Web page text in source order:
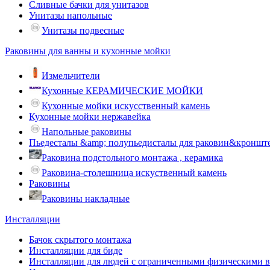
Сливные бачки для унитазов
Унитазы напольные
Унитазы подвесные
Раковины для ванны и кухонные мойки
Измельчители
Кухонные КЕРАМИЧЕСКИЕ МОЙКИ
Кухонные мойки искусственный камень
Кухонные мойки нержавейка
Напольные раковины
Пьедесталы &amp; полупьедисталы для
Раковина подстольного монтажа , керамика
Раковина-столешница искуственный камень
Раковины
Раковины накладные
Инсталляции
Бачок скрытого монтажа
Инсталляции для биде
Инсталляции для людей с ограниченными физическими